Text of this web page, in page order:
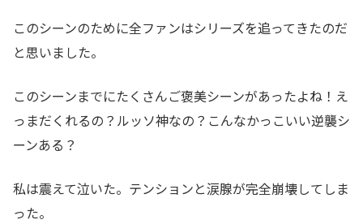
このシーンのために全ファンはシリーズを追ってきたのだ
と思いました。
このシーンまでにたくさんご褒美シーンがあったよね！え
っまだくれるの？ルッソ神なの？こんなかっこいい逆襲シ
ーンある？
私は震えて泣いた。テンションと涙腺が完全崩壊してしま
った。